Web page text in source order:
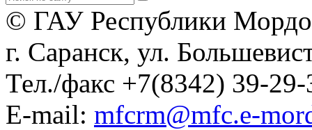
© ГАУ Республики
г. Саранск, ул.
Тел./факс +7(8342) 39-29-
E-mail: mfcrm@mfc.e-